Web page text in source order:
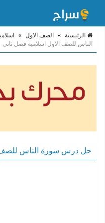
الرئيسية » الصف الاول »
الناس للصف الاول اسلامية فصل ثاني
حل درس سورة الناس للصف